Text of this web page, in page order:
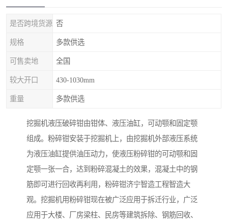
是否跨境货源 否
规格 多款供选
可售卖地 全国
较大开口 430-1030mm
重量 多款供选
挖掘机液压破碎钳由钳体、液压油缸，可动颚和固定颚
组成。粉碎钳安装于挖掘机上，由挖掘机外部液压系统
为液压油缸提供油压动力，使液压粉碎钳的可动颚和固
定颚一张一合，达到粉碎混凝土的效果，混凝土中的钢
筋即可进行回收再利用，粉碎钳济宁智造工程智造大
观。挖掘机用粉碎钳现在被广泛应用于拆迁行业，广泛
应用于大楼、厂房梁柱、民房等建筑拆除、钢筋回收、